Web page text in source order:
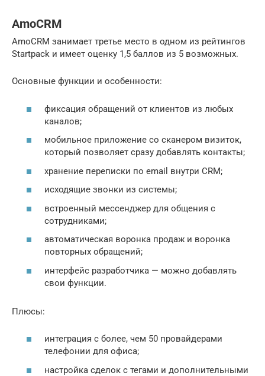
AmoCRM
AmoCRM занимает третье место в одном из рейтингов
Startpack и имеет оценку 1,5 баллов из 5 возможных.
Основные функции и особенности:
фиксация обращений от клиентов из любых
каналов;
мобильное приложение со сканером визиток,
который позволяет сразу добавлять контакты;
хранение переписки по email внутри CRM;
исходящие звонки из системы;
встроенный мессенджер для общения с
сотрудниками;
автоматическая воронка продаж и воронка
повторных обращений;
интерфейс разработчика — можно добавлять
свои функции.
Плюсы:
интеграция с более, чем 50 провайдерами
телефонии для офиса;
настройка сделок с тегами и дополнительными